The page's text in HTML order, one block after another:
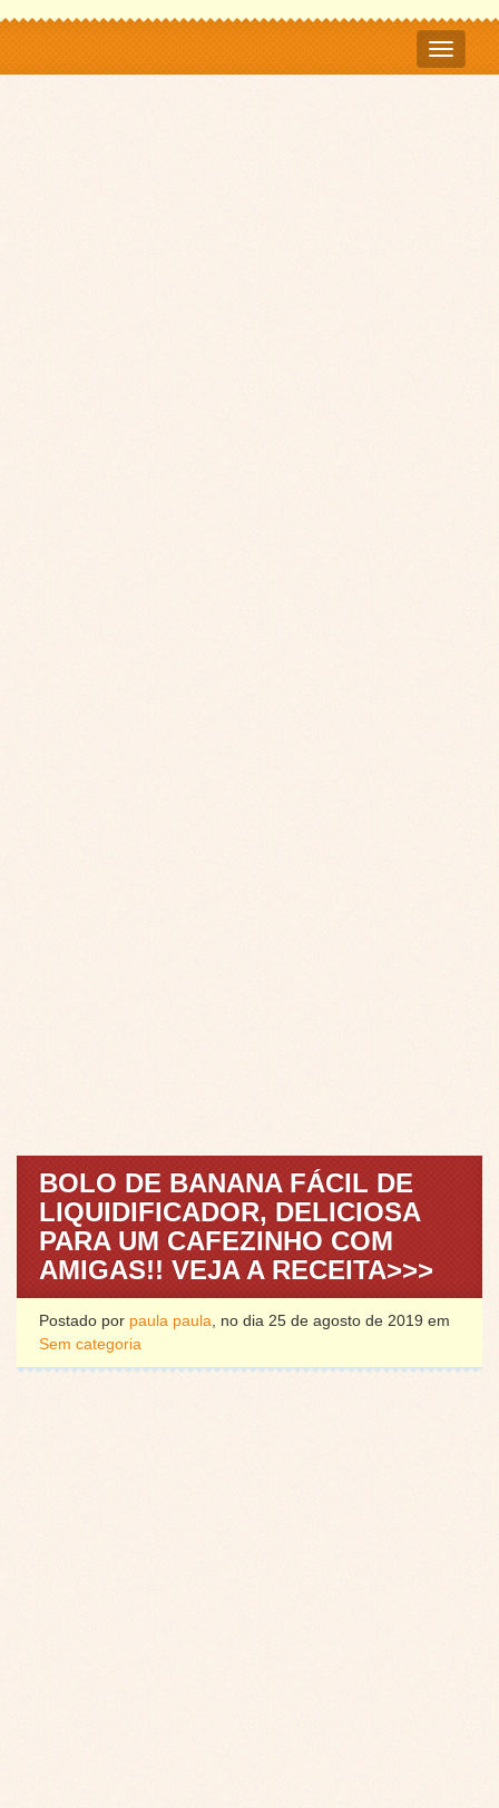
BOLO DE BANANA FÁCIL DE
LIQUIDIFICADOR, DELICIOSA
PARA UM CAFEZINHO COM
AMIGAS!! VEJA A RECEITA>>>
Postado por paula paula, no dia 25 de agosto de 2019 em
Sem categoria